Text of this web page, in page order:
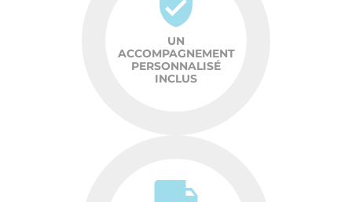
UN
ACCOMPAGNEMENT
PERSONNALISÉ
INCLUS